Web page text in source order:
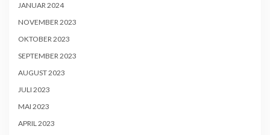
JANUAR 2024
NOVEMBER 2023
OKTOBER 2023
SEPTEMBER 2023
AUGUST 2023
JULI 2023
MAI 2023
APRIL 2023